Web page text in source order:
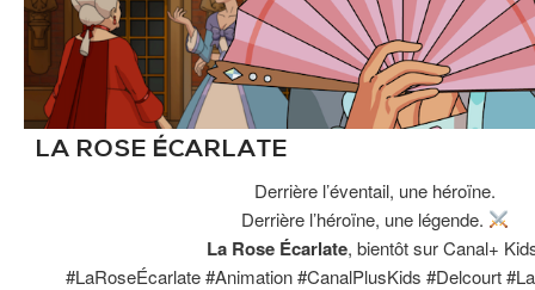
LA ROSE ÉCARLATE
Derrière l’éventail, une héroïne.
Derrière l’héroïne, une légende.
La Rose Écarlate, bientôt sur Canal+
#LaRoseÉcarlate #Animation #CanalPlusKids #Delcourt